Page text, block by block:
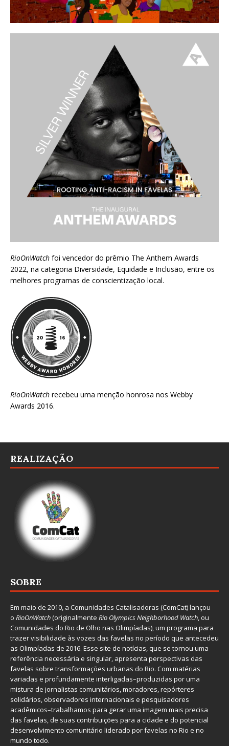
RioOnWatch foi vencedor do prêmio The Anthem Awards
2022, na categoria Diversidade, Equidade e Inclusão, entre os
melhores programas de conscientização local.
RioOnWatch recebeu uma menção honrosa nos Webby
Awards 2016.
REALIZAÇÃO
SOBRE
Em maio de 2010, a Comunidades Catalisadoras (ComCat) lançou
o RioOnWatch(originalmente Rio Olympics Neighborhood Watch, ou
Comunidades do Rio de Olho nas Olimpíadas), um programa para
trazer visibilidade às vozes das favelas no período que antecedeu
as Olimpíadas de 2016. Esse site de notícias, que se tornou uma
referência necessária e singular, apresenta perspectivas das
favelas sobre transformações urbanas do Rio. Com matérias
variadas e profundamente interligadas–produzidas por uma
mistura de jornalistas comunitários, moradores, repórteres
solidários, observadores internacionais e pesquisadores
acadêmicos–trabalhamos para gerar uma imagem mais precisa
das favelas, de suas contribuições para a cidade e do potencial
desenvolvimento comunitário liderado por favelas no Rio e no
mundo todo.